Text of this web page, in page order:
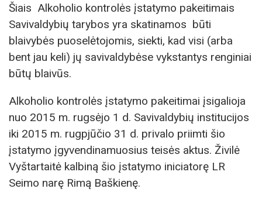
Šiais Alkoholio kontrolės įstatymo pakeitimais
Savivaldybių tarybos yra skatinamos būti
blaivybės puoselėtojomis, siekti, kad visi (arba
bent jau keli) jų savivaldybėse vykstantys renginiai
būtų blaivūs.
Alkoholio kontrolės įstatymo pakeitimai įsigalioja
nuo 2015 m. rugsėjo 1 d. Savivaldybių institucijos
iki 2015 m. rugpjūčio 31 d. privalo priimti šio
įstatymo įgyvendinamuosius teisės aktus. Živilė
Vyštartaitė kalbiną šio įstatymo iniciatorę LR
Seimo narę Rimą Baškienę.